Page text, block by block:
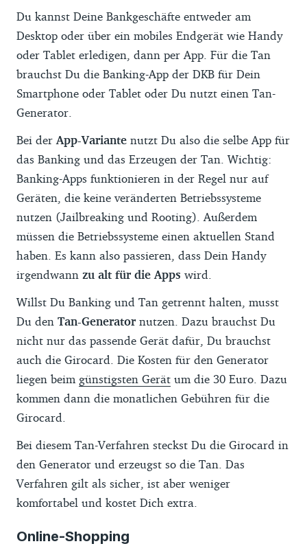
Du kannst Deine Bankgeschäfte entweder am
Desktop oder über ein mobiles Endgerät wie Handy
oder Tablet erledigen, dann per App. Für die Tan
brauchst Du die Banking-App der DKB für Dein
Smartphone oder Tablet oder Du nutzt einen Tan-
Generator.
Bei derApp-Variante nutzt Du also die selbe App für
das Banking und das Erzeugen der Tan. Wichtig:
Banking-Apps funktionieren in der Regel nur auf
Geräten, die keine veränderten Betriebssysteme
nutzen (Jailbreaking und Rooting). Außerdem
müssen die Betriebssysteme einen aktuellen Stand
haben. Es kann also passieren, dass Dein Handy
irgendwann zu alt für die Apps wird.
Willst Du Banking und Tan getrennt halten, musst
Du den Tan-Generator nutzen. Dazu brauchst Du
nicht nur das passende Gerät dafür, Du brauchst
auch die Girocard. Die Kosten für den Generator
liegen beim günstigsten Gerät um die 30 Euro. Dazu
kommen dann die monatlichen Gebühren für die
Girocard.
Bei diesem Tan-Verfahren steckst Du die Girocard in
den Generator und erzeugst so die Tan. Das
Verfahren gilt als sicher, ist aber weniger
komfortabel und kostet Dich extra.
Online-Shopping